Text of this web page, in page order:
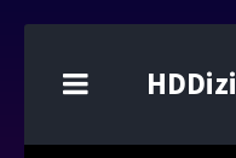
HDDizi